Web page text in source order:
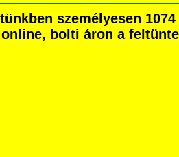
személyesen
bolti áron a